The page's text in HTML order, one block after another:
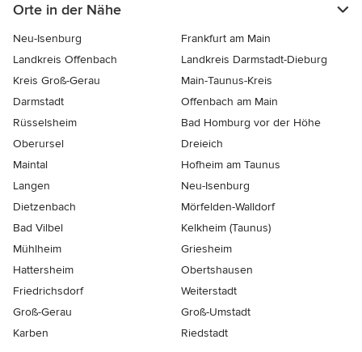
Orte in der Nähe
Neu-Isenburg
Frankfurt am Main
Landkreis Offenbach
Landkreis Darmstadt-Dieburg
Kreis Groß-Gerau
Main-Taunus-Kreis
Darmstadt
Offenbach am Main
Rüsselsheim
Bad Homburg vor der Höhe
Oberursel
Dreieich
Maintal
Hofheim am Taunus
Langen
Neu-Isenburg
Dietzenbach
Mörfelden-Walldorf
Bad Vilbel
Kelkheim (Taunus)
Mühlheim
Griesheim
Hattersheim
Obertshausen
Friedrichsdorf
Weiterstadt
Groß-Gerau
Groß-Umstadt
Karben
Riedstadt